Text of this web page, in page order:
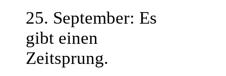
25. September: Es
gibt einen
Zeitsprung.